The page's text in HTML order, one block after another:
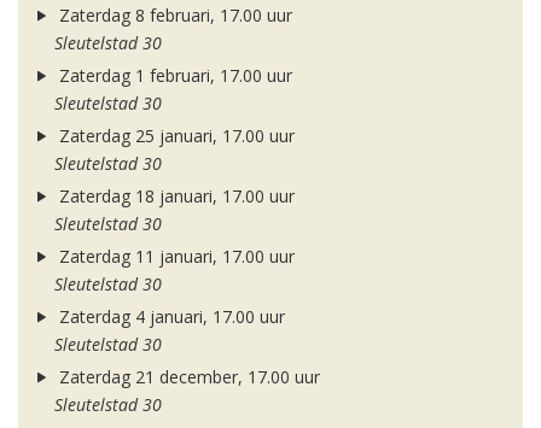
Zaterdag 8 februari, 17.00 uur
Sleutelstad 30
Zaterdag 1 februari, 17.00 uur
Sleutelstad 30
Zaterdag 25 januari, 17.00 uur
Sleutelstad 30
Zaterdag 18 januari, 17.00 uur
Sleutelstad 30
Zaterdag 11 januari, 17.00 uur
Sleutelstad 30
Zaterdag 4 januari, 17.00 uur
Sleutelstad 30
Zaterdag 21 december, 17.00 uur
Sleutelstad 30